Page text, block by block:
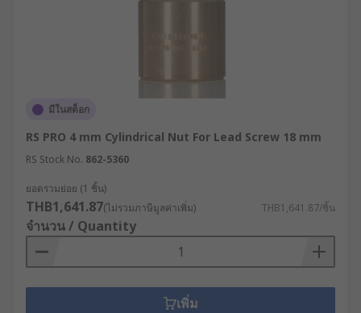
มีในสต็อก
RS PRO 4 mm Cylindrical Nut For Lead Screw 18 mm
RS Stock No. 862-5360
ยอดรวมย่อย (1 ชิ้น)
THB1,641.87(ไม่รวมภาษีมูลค่าเพิ่ม) THB1,641.87/ชิ้น
จำนวน / Quantity
เพิ่ม